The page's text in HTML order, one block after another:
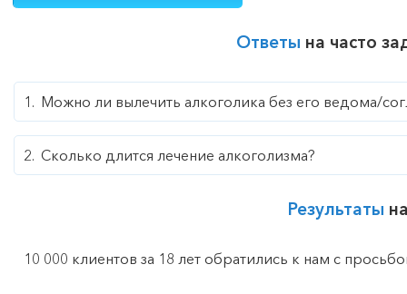
Ответы на часто
Можно ли вылечить алкоголика без его ведома/
Сколько длится лечение алкоголизма?
Результаты
10 000 клиентов за 18 лет обратились к нам с